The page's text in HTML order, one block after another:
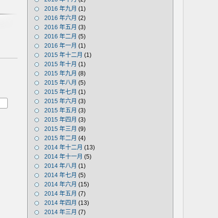
2016 年九月 (1)
2016 年六月 (2)
2016 年五月 (3)
2016 年二月 (5)
2016 年一月 (1)
2015 年十二月 (1)
2015 年十月 (1)
2015 年九月 (8)
2015 年八月 (5)
2015 年七月 (1)
2015 年六月 (3)
2015 年五月 (3)
2015 年四月 (3)
2015 年三月 (9)
2015 年二月 (4)
2014 年十二月 (13)
2014 年十一月 (5)
2014 年八月 (1)
2014 年七月 (5)
2014 年六月 (15)
2014 年五月 (7)
2014 年四月 (13)
2014 年三月 (7)